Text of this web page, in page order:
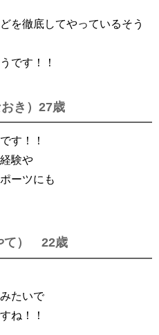
を徹底してやっているそう
です！！
き）27歳
す！！
験や
ーツにも
て） 22歳
たいで
ね！！